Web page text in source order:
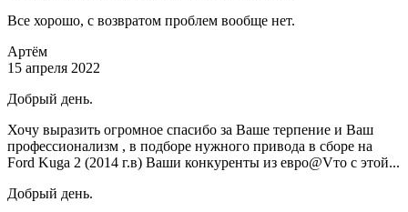
Все хорошо, с возвратом проблем вообще нет.
Артём
15 апреля 2022
Добрый день.
Хочу выразить огромное спасибо за Ваше терпение и Ваш
профессионализм , в подборе нужного привода в сборе на
Ford Kuga 2 (2014 г.в) Ваши конкуренты из евро@Vто с этой...
Добрый день.